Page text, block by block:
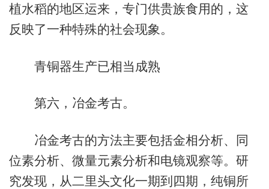
植水稻的地区运来，专门供贵族食用的，这
反映了一种特殊的社会现象。
青铜器生产已相当成熟
第六，冶金考古。
冶金考古的方法主要包括金相分析、同
位素分析、微量元素分析和电镜观察等。研
究发现，从二里头文化一期到四期，纯铜所